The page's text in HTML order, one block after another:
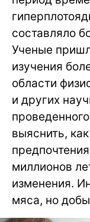
составляло
Ученые
изучения
области
и других
выяснить,
миллионов
изменения.
мяса, но